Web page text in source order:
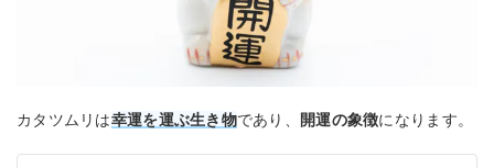
カタツムリは幸運を運ぶ生き物であり、 開運の象徴になります。